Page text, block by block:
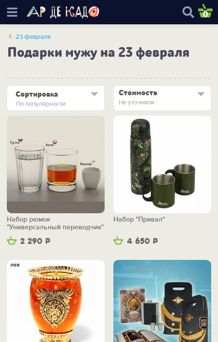
0
23 февраля
Подарки мужу на 23 февраля
По популярности
Сортировка Стоимость
Не уточнили
2 290 Р
Набор рюмок
"Универсальный переводчик"
4 650 Р
Набор "Привал"